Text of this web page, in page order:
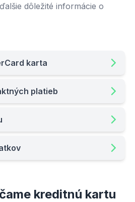
dôležité informácie o
karta
platieb
kreditnú kartu